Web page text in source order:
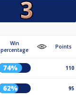
Win
percentage
Points
74% 110
62% 95